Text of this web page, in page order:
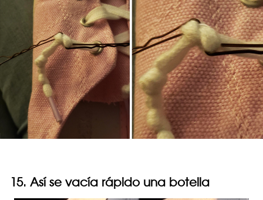
15. Así se vacía rápido una botella